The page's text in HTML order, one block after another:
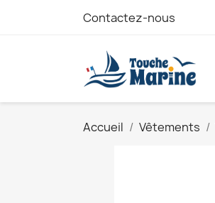
Contactez-nous
Accueil Vêtements